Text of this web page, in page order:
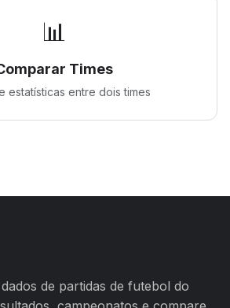
📊
Times
estatísticas entre dois times
de partidas de futebol do